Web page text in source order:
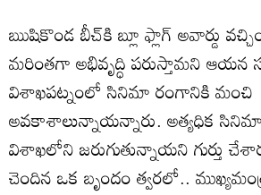
ఋషికొండ బీచ్‌కి బ్లూ ఫ్లాగ్ అవార్డు
మరింతగా అభివృద్ధి పరుస్తామని ఆయన
విశాఖపట్నంలో సినిమా రంగానికి మంచి
అవకాశాలున్నాయన్నారు. అత్యధిక సినిమా
విశాఖలోని జరుగుతున్నాయని గుర్తు
చెందిన ఒక బృందం త్వరలో..